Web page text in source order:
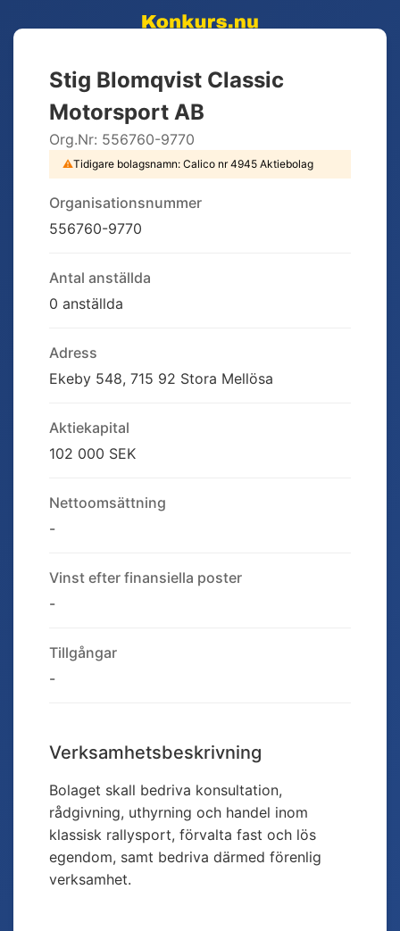
Stig Blomqvist Classic
Motorsport AB
Org.Nr: 556760-9770
⚠Tidigare bolagsnamn: Calico nr 4945 Aktiebolag
Organisationsnummer
556760-9770
Antal anställda
0 anställda
Adress
Ekeby 548, 715 92 Stora Mellösa
Aktiekapital
102 000 SEK
Nettoomsättning
-
Vinst efter finansiella poster
-
Tillgångar
-
Verksamhetsbeskrivning
Bolaget skall bedriva konsultation,
rådgivning, uthyrning och handel inom
klassisk rallysport, förvalta fast och lös
egendom, samt bedriva därmed förenlig
verksamhet.